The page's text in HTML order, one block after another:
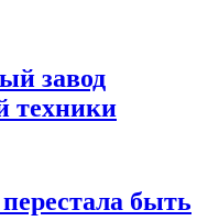
завод
техники
быть